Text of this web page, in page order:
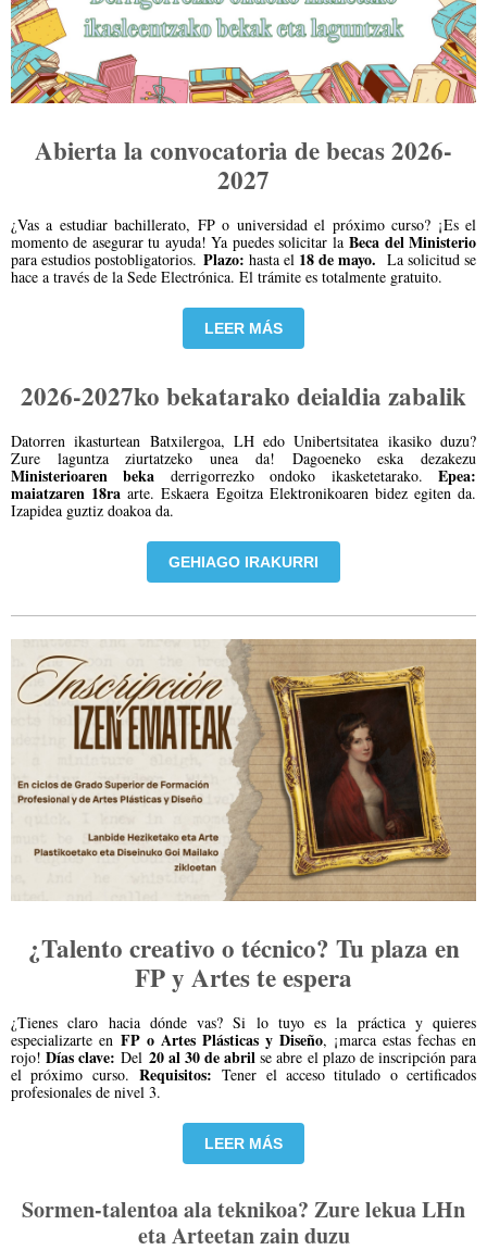
Abierta la convocatoria de becas 2026-
2027
¿Vas a estudiar bachillerato, FP o universidad el próximo curso? ¡Es el
momento de asegurar tu ayuda! Ya puedes solicitar laBeca del Ministerio
para estudios postobligatorios. Plazo: hasta el 18 de mayo. La solicitud se
hace a través de la Sede Electrónica. El trámite es totalmente gratuito.
LEER MÁS
2026-2027ko bekatarako deialdia zabalik
Datorren ikasturtean Batxilergoa, LH edo Unibertsitatea ikasiko duzu?
Zure laguntza ziurtatzeko unea da! Dagoeneko eska dezakezu
Ministerioaren beka derrigorrezko ondoko ikasketetarako.Epea:
maiatzaren 18ra arte. Eskaera Egoitza Elektronikoaren bidez egiten da.
Izapidea guztiz doakoa da.
GEHIAGO IRAKURRI
¿Talento creativo o técnico? Tu plaza en
FP y Artes te espera
¿Tienes claro hacia dónde vas? Si lo tuyo es la práctica y quieres
especializarte en FP o Artes Plásticas y Diseño, ¡marca estas fechas en
rojo!Días clave: Del 20 al 30 de abril se abre el plazo de inscripción para
el próximo curso. Requisitos: Tener el acceso titulado o certificados
profesionales de nivel 3.
LEER MÁS
Sormen-talentoa ala teknikoa? Zure lekua LHn
eta Arteetan zain duzu